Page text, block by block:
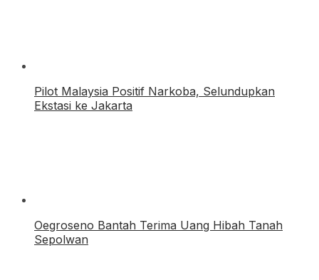
Pilot Malaysia Positif Narkoba, Selundupkan
Ekstasi ke Jakarta
Oegroseno Bantah Terima Uang Hibah Tanah
Sepolwan